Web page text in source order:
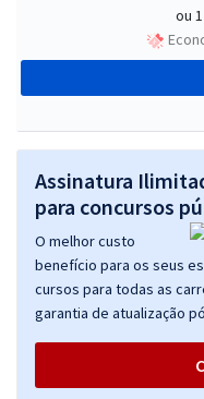
ou
Assinatura
para concursos
O melhor custo
benefício para os seus
cursos para todas as
garantia de atualização